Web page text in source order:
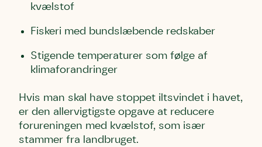
kvælstof
Fiskeri med bundslæbende redskaber
Stigende temperaturer som følge af
klimaforandringer
Hvis man skal have stoppet iltsvindet i havet,
er den allervigtigste opgave at reducere
forureningen med kvælstof, som især
stammer fra landbruget.